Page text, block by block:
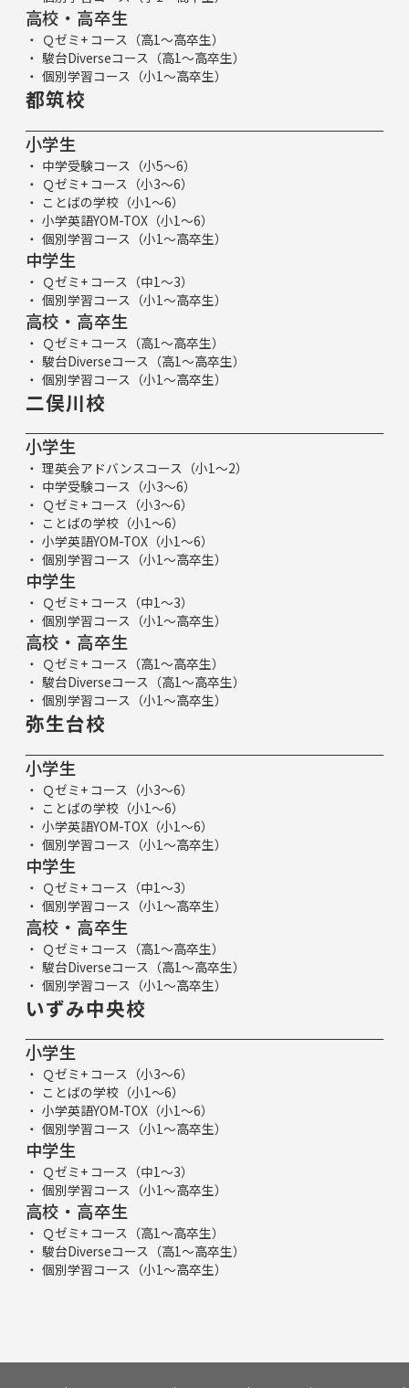
高校・高卒生
Ｑゼミ+ コース（高1～高卒生）
駿台Diverseコース（高1～高卒生）
個別学習コース（小1～高卒生）
都筑校
小学生
中学受験コース（小5～6）
Ｑゼミ+ コース（小3～6）
ことばの学校（小1～6）
小学英語YOM-TOX（小1～6）
個別学習コース（小1～高卒生）
中学生
Ｑゼミ+ コース（中1～3）
個別学習コース（小1～高卒生）
高校・高卒生
Ｑゼミ+ コース（高1～高卒生）
駿台Diverseコース（高1～高卒生）
個別学習コース（小1～高卒生）
二俣川校
小学生
理英会アドバンスコース（小1～2）
中学受験コース（小3～6）
Ｑゼミ+ コース（小3～6）
ことばの学校（小1～6）
小学英語YOM-TOX（小1～6）
個別学習コース（小1～高卒生）
中学生
Ｑゼミ+ コース（中1～3）
個別学習コース（小1～高卒生）
高校・高卒生
Ｑゼミ+ コース（高1～高卒生）
駿台Diverseコース（高1～高卒生）
個別学習コース（小1～高卒生）
弥生台校
小学生
Ｑゼミ+ コース（小3～6）
ことばの学校（小1～6）
小学英語YOM-TOX（小1～6）
個別学習コース（小1～高卒生）
中学生
Ｑゼミ+ コース（中1～3）
個別学習コース（小1～高卒生）
高校・高卒生
Ｑゼミ+ コース（高1～高卒生）
駿台Diverseコース（高1～高卒生）
個別学習コース（小1～高卒生）
いずみ中央校
小学生
Ｑゼミ+ コース（小3～6）
ことばの学校（小1～6）
小学英語YOM-TOX（小1～6）
個別学習コース（小1～高卒生）
中学生
Ｑゼミ+ コース（中1～3）
個別学習コース（小1～高卒生）
高校・高卒生
Ｑゼミ+ コース（高1～高卒生）
駿台Diverseコース（高1～高卒生）
個別学習コース（小1～高卒生）